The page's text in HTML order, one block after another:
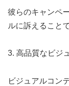
彼らのキャンペ
ルに訴えること
3. 高品質なビジ
ビジュアルコン